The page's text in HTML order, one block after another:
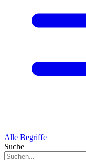
Alle Begriffe
Suche